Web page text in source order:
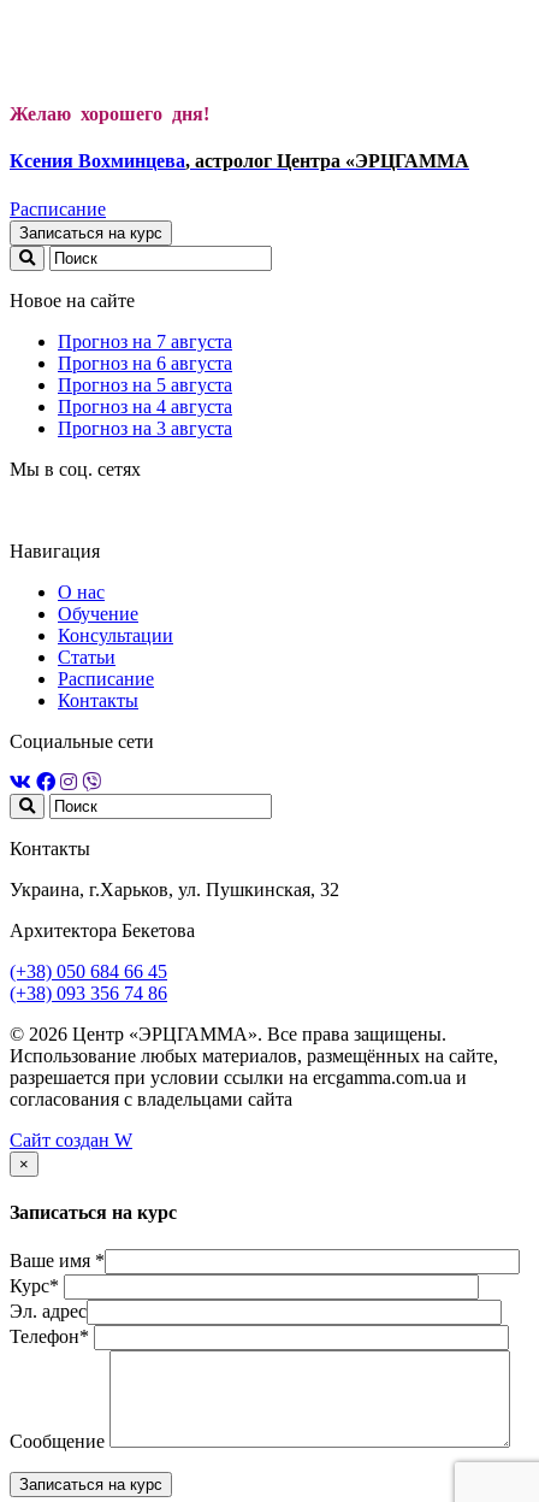
Желаю хорошего дня!
Ксения Вохминцева, астролог Центра «ЭРЦГАММА
Расписание
Записаться на курс
Новое на сайте
Прогноз на 7 августа
Прогноз на 6 августа
Прогноз на 5 августа
Прогноз на 4 августа
Прогноз на 3 августа
Мы в соц. сетях
Навигация
О нас
Обучение
Консультации
Статьи
Расписание
Контакты
Социальные сети
Контакты
Украина, г.Харьков, ул. Пушкинская, 32
Архитектора Бекетова
(+38) 050 684 66 45
(+38) 093 356 74 86
© 2026 Центр «ЭРЦГАММА». Все права защищены.
Использование любых материалов, размещённых на сайте,
разрешается при условии ссылки на ercgamma.com.ua и
согласования с владельцами сайта
Сайт создан W
×
Записаться на курс
Ваше имя *
Курс*
Эл. адрес
Телефон*
Сообщение